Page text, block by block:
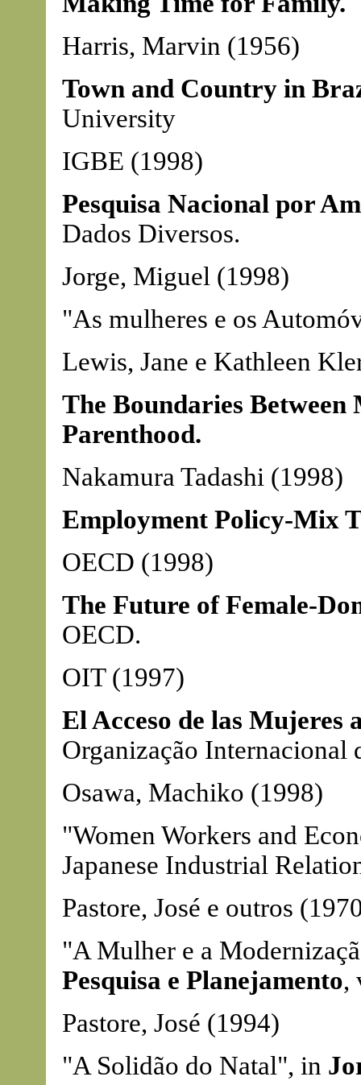
Harris, Marvin (1956)
Town and Country in
University
IGBE (1998)
Pesquisa Nacional por
Dados Diversos.
Jorge, Miguel (1998)
"As mulheres e os
Lewis, Jane e Kathleen
The Boundaries
Parenthood.
Nakamura Tadashi (1998)
Employment Policy-Mix
OECD (1998)
The Future of Female-
OECD.
OIT (1997)
El Acceso de las Mujeres
Organização Internacional
Osawa, Machiko (1998)
"Women Workers and
Japanese Industrial
Pastore, José e outros
"A Mulher e a
Pesquisa e Planejamento,
Pastore, José (1994)
"A Solidão do Natal", in